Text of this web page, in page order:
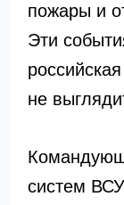
пожары и
Эти
не
систем